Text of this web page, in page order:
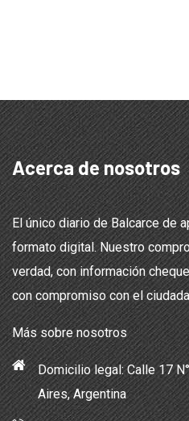
Acerca de nosotros
El único diario de Balcarce de
formato digital. Nuestro
verdad, con información
con compromiso con el
Más sobre nosotros
Domicilio legal: Calle 17
Aires, Argentina